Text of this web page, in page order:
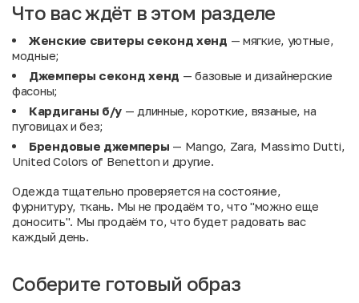
Что вас ждёт в этом разделе
Женские свитеры секонд хенд — мягкие, уютные,
модные;
Джемперы секонд хенд — базовые и дизайнерские
фасоны;
Кардиганы б/у — длинные, короткие, вязаные, на
пуговицах и без;
Брендовые джемперы — Mango, Zara, Massimo Dutti,
United Colors of Benetton и другие.
Одежда тщательно проверяется на состояние,
фурнитуру, ткань. Мы не продаём то, что "можно еще
доносить". Мы продаём то, что будет радовать вас
каждый день.
Соберите готовый образ